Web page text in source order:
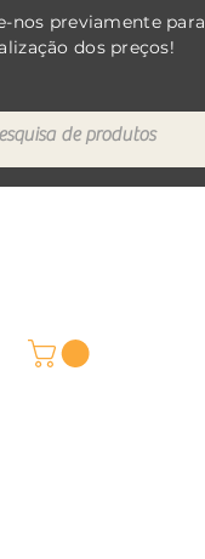
nos previamente para
dos preços!